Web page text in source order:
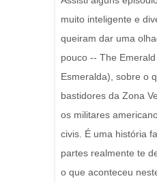
muito inteligente e
queiram dar uma
pouco -- The Emerald
Esmeralda), sobre o
bastidores da Zona
os militares
civis. É uma história
partes realmente te
o que aconteceu